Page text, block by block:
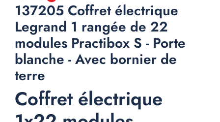
137205 Coffret électrique
Legrand 1 rangée de 22
modules Practibox S - Porte
blanche - Avec bornier de
terre
Coffret électrique